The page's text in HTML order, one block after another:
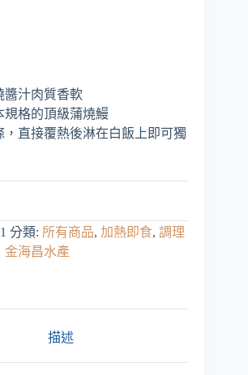
醬汁肉質香軟
格的頂級蒲燒鰻
，直接覆熱後淋在白飯上即可獨
分類: 所有商品, 加熱即食, 調理
金海昌水產
描述